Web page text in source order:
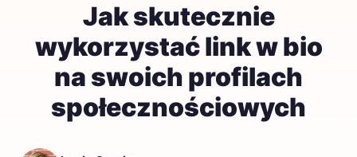
Jak skutecznie
wykorzystać link w bio
na swoich profilach
społecznościowych